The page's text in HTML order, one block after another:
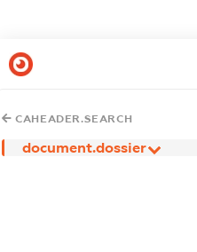
CAHEADER.SEARCH
document.dossier